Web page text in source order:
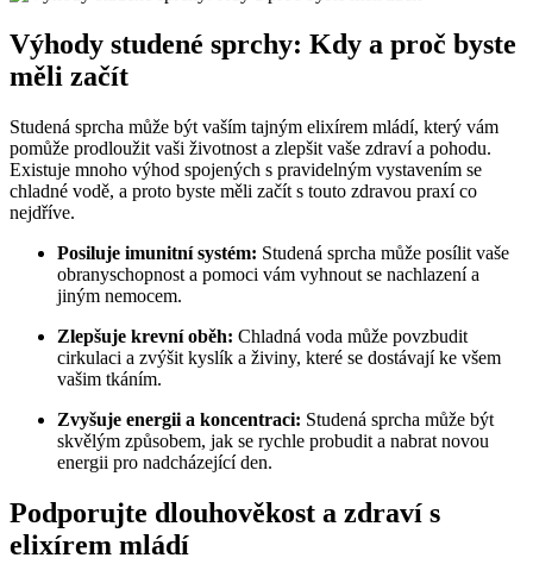
Výhody studené sprchy: Kdy a proč byste
měli začít
Studená sprcha může být vaším tajným elixírem mládí, který vám
pomůže prodloužit vaši životnost a zlepšit vaše zdraví a pohodu.
Existuje mnoho výhod spojených s pravidelným vystavením se
chladné vodě, a proto byste měli začít s touto zdravou praxí co
nejdříve.
Posiluje imunitní systém: Studená sprcha může posílit vaše
obranyschopnost a pomoci vám vyhnout se nachlazení a
jiným nemocem.
Zlepšuje krevní oběh: Chladná voda může povzbudit
cirkulaci a zvýšit kyslík a živiny, které se dostávají ke všem
vašim tkáním.
Zvyšuje energii a koncentraci: Studená sprcha může být
skvělým způsobem, jak se rychle probudit a nabrat novou
energii pro nadcházející den.
Podporujte dlouhověkost a zdraví s
elixírem mládí